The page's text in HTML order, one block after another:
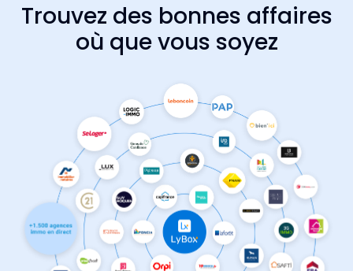
Trouvez des bonnes affaires
où que vous soyez